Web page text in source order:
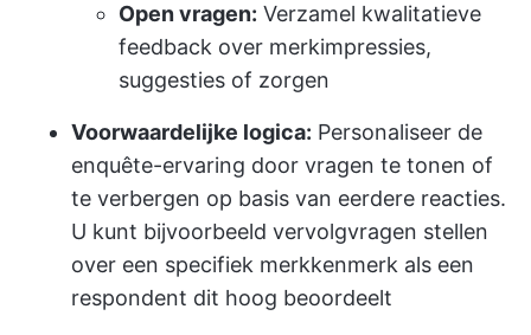
Open vragen: Verzamel kwalitatieve
feedback over merkimpressies,
suggesties of zorgen
Voorwaardelijke logica: Personaliseer de
enquête-ervaring door vragen te tonen of
te verbergen op basis van eerdere reacties.
U kunt bijvoorbeeld vervolgvragen stellen
over een specifiek merkkenmerk als een
respondent dit hoog beoordeelt